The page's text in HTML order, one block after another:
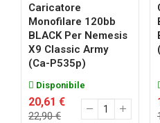
Caricatore
Monofilare 120bb
BLACK Per Nemesis
X9 Classic Army
(ca-P535p)
Disponibile
20,61 €
22,90 €